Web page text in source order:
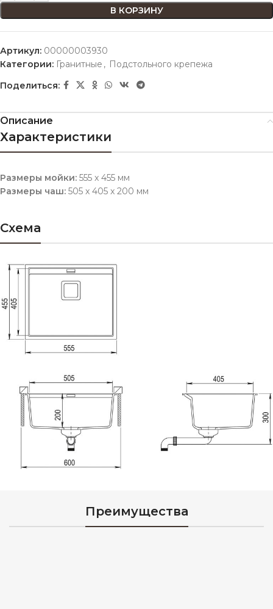
В КОРЗИНУ
Артикул: 00000003930
Категории: Гранитные , Подстольного крепежа
Поделиться:
Описание
Характеристики
Размеры мойки: 555 x 455 мм
Размеры чаш: 505 x 405 x 200 мм
Схема
Преимущества